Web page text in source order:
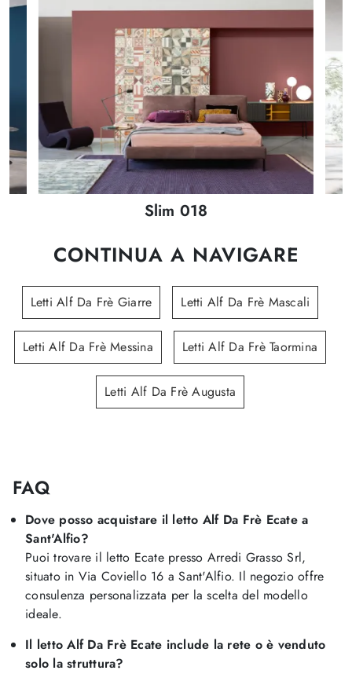
Slim 018
CONTINUA A NAVIGARE
Letti Alf Da Frè Giarre Letti Alf Da Frè Mascali
Letti Alf Da Frè Messina Letti Alf Da Frè Taormina
Letti Alf Da Frè Augusta
FAQ
Dove posso acquistare il letto Alf Da Frè Ecate a
Sant'Alfio?
Puoi trovare il letto Ecate presso Arredi Grasso Srl,
situato in Via Coviello 16 a Sant'Alfio. Il negozio offre
consulenza personalizzata per la scelta del modello
ideale.
Il letto Alf Da Frè Ecate include la rete o è venduto
solo la struttura?